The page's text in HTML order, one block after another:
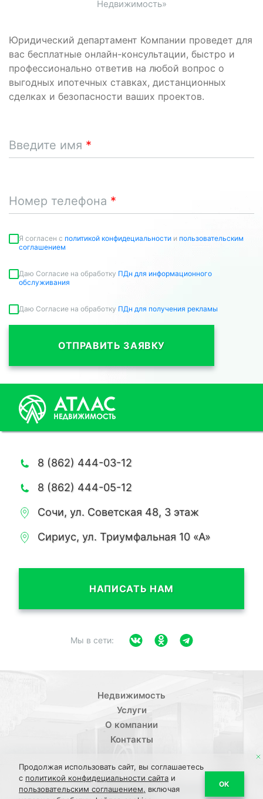
Юридический департамент Компании проведет для
вас бесплатные онлайн-консультации, быстро и
профессионально ответив на любой вопрос о
выгодных ипотечных ставках, дистанционных
сделках и безопасности ваших проектов.
Введите имя
Номер телефона
Я согласен c политикой конфидециальности и пользовательским
соглашением
Даю Согласие на обработку ПДн для информационного
обслуживания
Даю Согласие на обработку ПДн для получения рекламы
ОТПРАВИТЬ ЗАЯВКУ
Недвижимость»
8 (862) 444-03-12
8 (862) 444-05-12
Сочи, ул. Советская 48, 3 этаж
Сириус, ул. Триумфальная 10 «А»
НАПИСАТЬ НАМ
Мы в сети:
Недвижимость
Услуги
О компании
Контакты
Политика конфиденциальности/Пользовательское
Продолжая использовать сайт, вы соглашаетесь
с политикой конфидециальности сайта и
пользовательским соглашением, включая
ОК